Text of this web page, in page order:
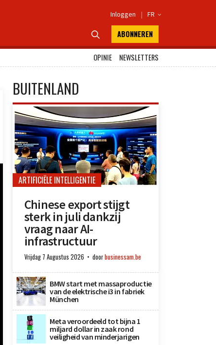
Inloggen | FR 
 ABONNEREN
OPINIE
NEWSLETTERS
BUITENLAND
ARTIFICIËLE INTELLIGENTIE
Chinese export stijgt
sterk in juli dankzij
vraag naar AI-
infrastructuur
Vrijdag 7 Augustus 2026 doorbusinessam.be
BMW start met massaproductie
van de elektrische i3 in fabriek
München
Meta veroordeeld tot bijna 1
miljard dollar in zaak rond
veiligheid van minderjarigen